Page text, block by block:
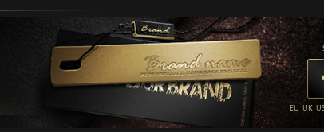
EU UK